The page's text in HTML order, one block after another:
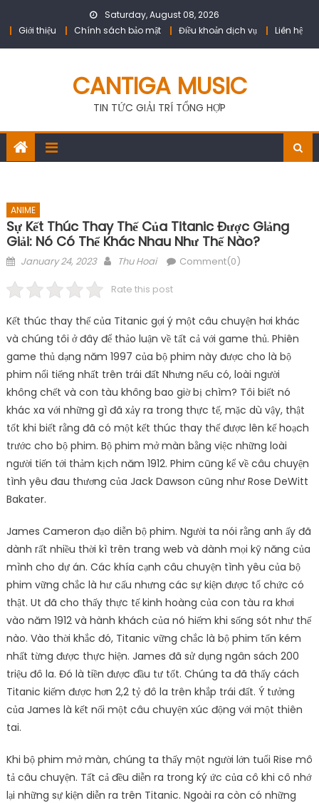
Saturday, August 08, 2026
Giới thiệu
Chính sách bảo mật Điều khoản dịch vụ Liên hệ
CANTIGA MUSIC
TIN TỨC GIẢI TRÍ TỔNG HỢP
ANIME
Sự Kết Thúc Thay Thế Của Titanic Được Giảng
Giải: Nó Có Thể Khác Nhau Như Thế Nào?
Posted
January 24, 2023 Author
Thu Hoai Comment(0)
Rate this post
Kết thúc thay thế của Titanic gợi ý một câu chuyện hơi khác
và chúng tôi ở đây để thảo luận về tất cả với game thủ. Phiên
game thủ dạng năm 1997 của bộ phim này được cho là bộ
phim nổi tiếng nhất trên trái đất Nhưng nếu có, loài người
không chết và con tàu không bao giờ bị chìm? Tôi biết nó
khác xa với những gì đã xảy ra trong thực tế, mặc dù vậy, thật
tốt khi biết rằng đã có một kết thúc thay thế được lên kế hoạch
trước cho bộ phim. Bộ phim mở màn bằng việc những loài
người tiến tới thảm kịch năm 1912. Phim cũng kể về câu chuyện
tình yêu đau thương của Jack Dawson cũng như Rose DeWitt
Bakater.
James Cameron đạo diễn bộ phim. Người ta nói rằng anh ấy đã
dành rất nhiều thời kì trên trang web và dành mọi kỹ năng của
mình cho dự án. Các khía cạnh câu chuyện tình yêu của bộ
phim vững chắc là hư cấu nhưng các sự kiện được tổ chức có
thật. Ut đã cho thấy thực tế kinh hoàng của con tàu ra khơi
vào năm 1912 và hành khách của nó hiếm khi sống sót như thế
nào. Vào thời khắc đó, Titanic vững chắc là bộ phim tốn kém
nhất từng được thực hiện. James đã sử dụng ngân sách 200
triệu đô la. Đó là tiền được đầu tư tốt. Chúng ta đã thấy cách
Titanic kiếm được hơn 2,2 tỷ đô la trên khắp trái đất. Ý tưởng
của James là kết nối một câu chuyện xúc động với một thiên
tai.
Khi bộ phim mở màn, chúng ta thấy một người lớn tuổi Rise mô
tả câu chuyện. Tất cả đều diễn ra trong ký ức của cô khi cô nhớ
lại những sự kiện diễn ra trên Titanic. Ngoài ra còn có những